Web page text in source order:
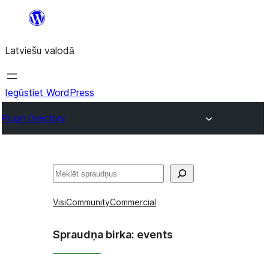
Pāriet
saturu
Latviešu valodā
Iegūstiet WordPress
Plugin Directory
Meklēt
VisiCommunityCommercial
Spraudņa birka: events